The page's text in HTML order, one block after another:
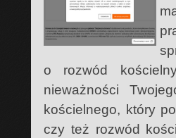
o rozwód
nieważności
kościelnego, który
czy też rozwód